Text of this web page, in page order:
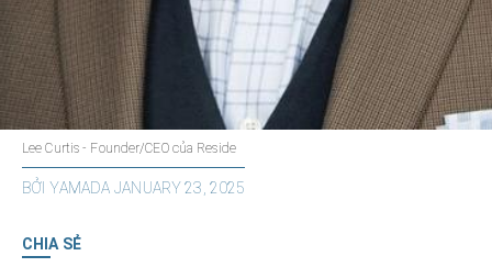
Lee Curtis - Founder/CEO của Reside
BỞI YAMADA JANUARY 23, 2025
CHIA SẺ